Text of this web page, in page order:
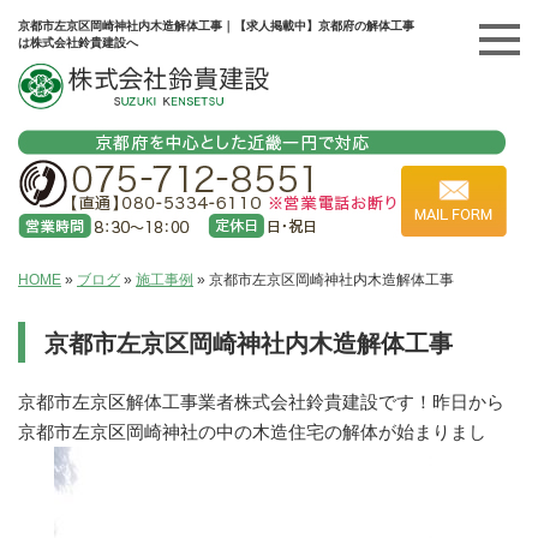
京都市左京区岡崎神社内木造解体工事｜【求人掲載中】京都府の解体工事
は株式会社鈴貴建設へ
HOME » ブログ » 施工事例 » 京都市左京区岡崎神社内木造解体工事
京都市左京区岡崎神社内木造解体工事
京都市左京区解体工事業者株式会社鈴貴建設です！昨日から
京都市左京区岡崎神社の中の木造住宅の解体が始まりまし